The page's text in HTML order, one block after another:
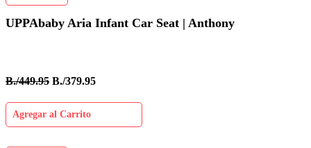
UPPAbaby Aria Infant Car Seat | Anthony
B./449.95 B./379.95
Agregar al Carrito